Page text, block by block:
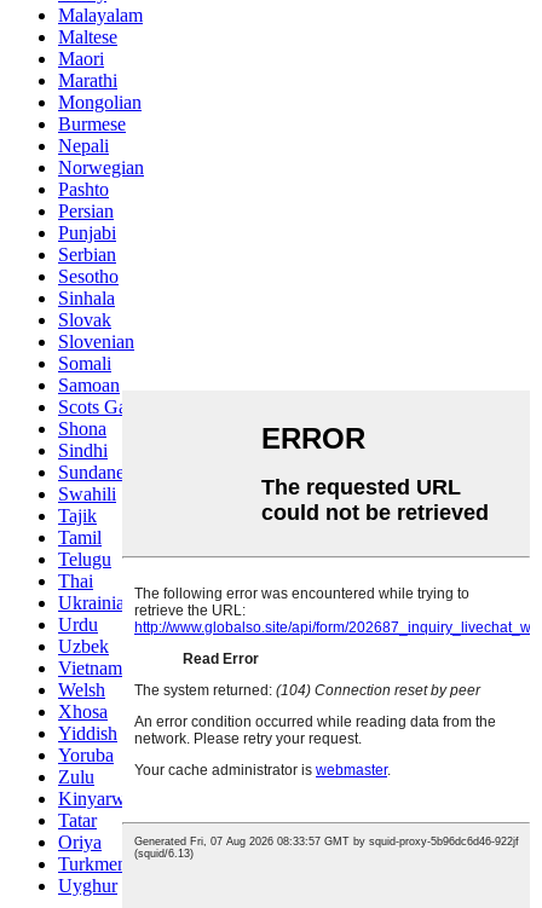
Malayalam
Maltese
Maori
Marathi
Mongolian
Burmese
Nepali
Norwegian
Pashto
Persian
Punjabi
Serbian
Sesotho
Sinhala
Slovak
Slovenian
Somali
Samoan
Scots Gaelic
Shona
Sindhi
Sundanese
Swahili
Tajik
Tamil
Telugu
Thai
Ukrainian
Urdu
Uzbek
Vietnamese
Welsh
Xhosa
Yiddish
Yoruba
Zulu
Kinyarwanda
Tatar
Oriya
Turkmen
Uyghur